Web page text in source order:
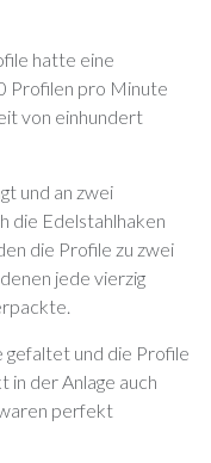
hatte eine
Profilen pro Minute
von einhundert
und an zwei
die Edelstahlhaken
die Profile zu zwei
jede vierzig
und die Profile
in der Anlage auch
perfekt